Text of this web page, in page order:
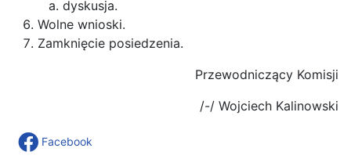
dyskusja.
Wolne wnioski.
Zamknięcie posiedzenia.
Przewodniczący Komisji
/-/ Wojciech Kalinowski
Facebook